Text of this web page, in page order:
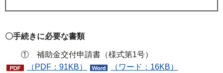
〇手続きに必要な書類
① 補助金交付申請書（様式第1号）
（PDF：91KB）
（ワード：16KB）